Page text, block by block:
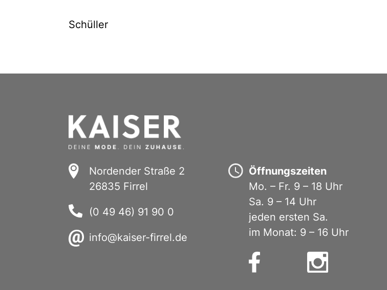
Schüller
Nordender Straße 2
26835 Firrel
(0 49 46) 91 90 0
info@kaiser-firrel.de
Öffnungszeiten
Mo. – Fr. 9 – 18 Uhr
Sa. 9 – 14 Uhr
jeden ersten Sa.
im Monat: 9 – 16 Uhr